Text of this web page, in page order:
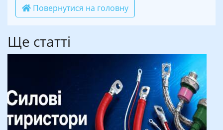
Повернутися на головну
Ще статті